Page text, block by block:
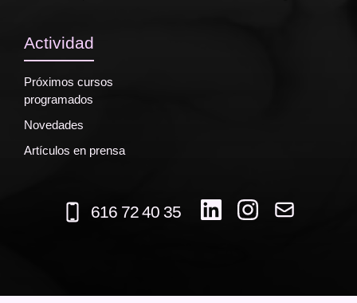
Actividad
Próximos cursos
programados
Novedades
Artículos en prensa
616 72 40 35